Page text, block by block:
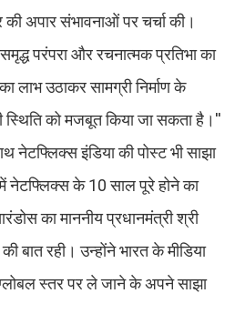
अपार संभावनाओं पर चर्चा की।
परंपरा और रचनात्मक प्रतिभा का
लाभ उठाकर सामग्री निर्माण के
को मजबूत किया जा सकता है।''
नेटफ्लिक्स इंडिया की पोस्ट भी साझा
नेटफ्लिक्स के 10 साल पूरे होने का
का माननीय प्रधानमंत्री श्री
बात रही। उन्होंने भारत के मीडिया
स्तर पर ले जाने के अपने साझा